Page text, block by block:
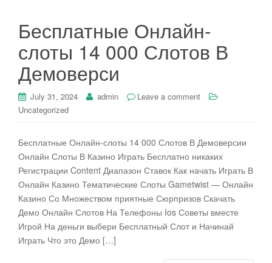
Бесплатные Онлайн-
слоты 14 000 Слотов В
Демоверси
July 31, 2024 admin
Leave a comment
Uncategorized
Бесплатные Онлайн-слоты 14 000 Слотов В Демоверсии
Онлайн Слоты В Казино Играть Бесплатно никаких
Регистрации Content Диапазон Ставок Как начать Играть В
Онлайн Казино Тематические Слоты Gametwist — Онлайн
Казино Со Множеством приятные Сюрпризов Скачать
Демо Онлайн Слотов На Телефоны Ios Советы вместе
Игрой На деньги выбери Бесплатный Слот и Начинай
Играть Что это Демо […]